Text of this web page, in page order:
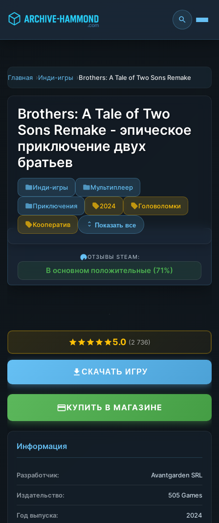
Главная Инди-игры Brothers: A Tale of Two Sons Remake
Brothers: A Tale of Two
Sons Remake - эпическое
приключение двух
братьев
Инди-игры Мультиплеер
Приключения 2024 Головоломки
Кооператив Показать все
ОТЗЫВЫ STEAM:
В основном положительные (71%)
5.0 (2 736)
СКАЧАТЬ ИГРУ
КУПИТЬ В МАГАЗИНЕ
Информация
Разработчик: Avantgarden SRL
Издательство: 505 Games
Год выпуска: 2024